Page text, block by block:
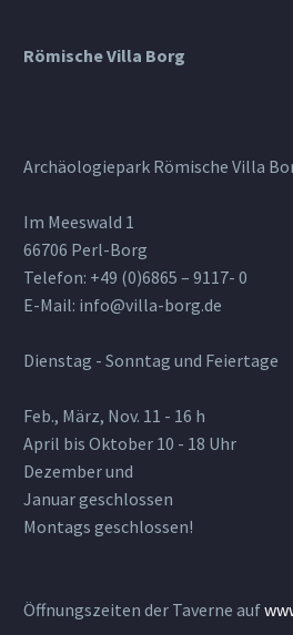
Römische Villa Borg
Archäologiepark Römische Villa
Im Meeswald 1
66706 Perl-Borg
Telefon: +49 (0)6865 – 9117- 0
E-Mail: info@villa-borg.de
Dienstag - Sonntag und Feiertage
Feb., März, Nov. 11 - 16 h
April bis Oktober 10 - 18 Uhr
Dezember und
Januar geschlossen
Montags geschlossen!
Öffnungszeiten der Taverne auf